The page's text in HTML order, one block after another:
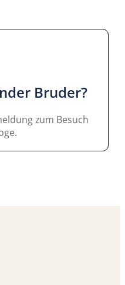
Bruder?
zum Besuch